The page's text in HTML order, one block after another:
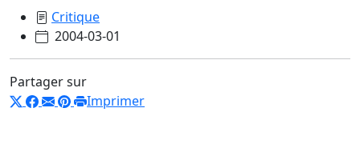
Critique
2004-03-01
Partager sur
Imprimer